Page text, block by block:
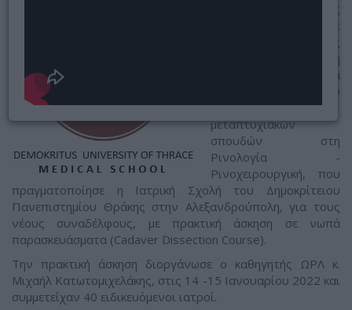
Ο Dr. med. Βασίλης
Παυλιδέλης συμμετείχε
ως εκπαιδευτής
χειρουργός στη
Ρινοπλαστική, στα
πλαίσια του
προγράμματος
μεταπτυχιακών
σπουδών στη
Ρινολογία -
Ρινοχειρουργική, που
πραγματοποίησε η Ιατρική Σχολή του Δημοκρίτειου
Πανεπιστημίου Θράκης στην Aλεξανδρούπολη, για τους
νέους συναδέλφους, με πρακτική άσκηση σε νωπά
παρασκευάσματα (Cadaver Dissection Course).
Την πρακτική άσκηση διοργάνωσε ο καθηγητής ΩΡΛ κ.
Μιχαήλ Κατωτομιχελάκης, στις 14 -15 Ιανουαρίου 2022 και
συμμετείχαν 40 ειδικευόμενοι ιατροί.